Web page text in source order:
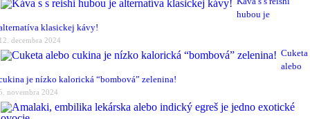
hubou je
klasickej kávy!
decembra 2024
Cuketa
alebo
je nízko kalorická “bombová” zelenina!
novembra 2024